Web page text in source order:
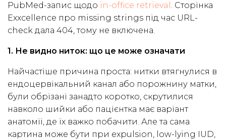
PubMed-запис щодо in-office retrieval . Сторінка
Exxcellence про missing strings під час URL-
check дала 404, тому не включена.
1. Не видно ниток: що це може означати
Найчастіше причина проста: нитки втягнулися в
ендоцервікальний канал або порожнину матки,
були обрізані занадто коротко, скрутилися
навколо шийки або пацієнтка має варіант
анатомії, де їх важко побачити. Але та сама
картина може бути при expulsion, low-lying IUD,